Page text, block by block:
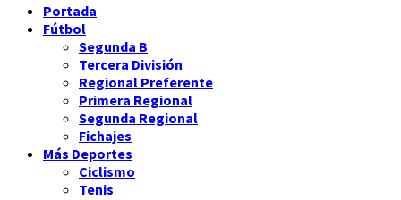
Portada
Fútbol
Segunda B
Tercera División
Regional Preferente
Primera Regional
Segunda Regional
Fichajes
Más Deportes
Ciclismo
Tenis